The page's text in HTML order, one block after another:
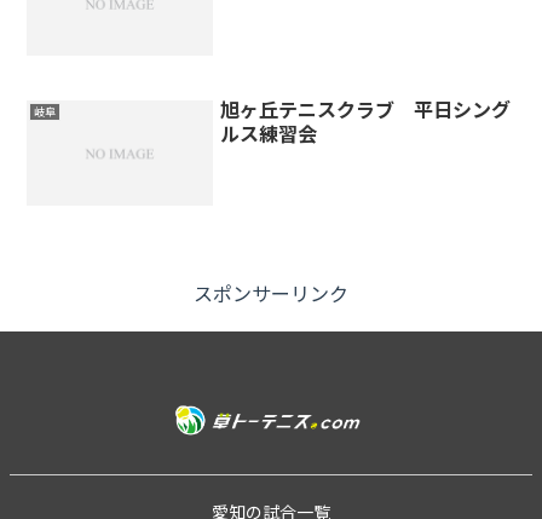
岐阜
旭ヶ丘テニスクラブ 平日シング
ルス練習会
スポンサーリンク
愛知の試合一覧